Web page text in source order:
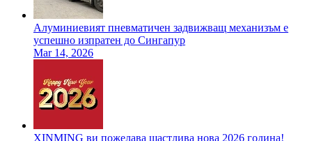
Алуминиевият пневматичен задвижващ механизъм е
успешно изпратен до Сингапур
Mar 14, 2026
XINMING ви пожелава щастлива нова 2026 година!